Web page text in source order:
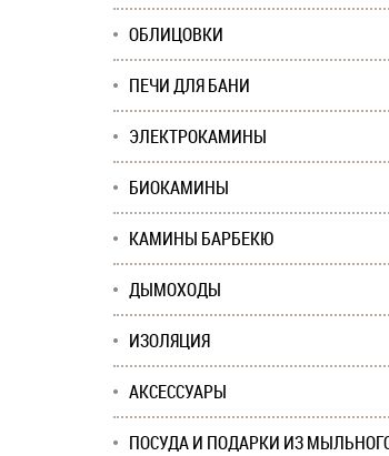
ОБЛИЦОВКИ
ПЕЧИ ДЛЯ БАНИ
ЭЛЕКТРОКАМИНЫ
БИОКАМИНЫ
КАМИНЫ БАРБЕКЮ
ДЫМОХОДЫ
ИЗОЛЯЦИЯ
АКСЕССУАРЫ
ПОСУДА И ПОДАРКИ ИЗ